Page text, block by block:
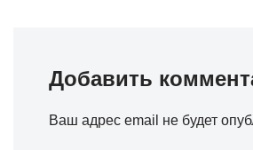
Добавить
Ваш адрес email не будет